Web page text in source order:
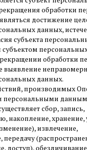
обработки
достижение
данных,
субъекта
субъектом
обработки
выявление
данных.
производимых
персональными
сбор, запись,
накопление, хранение,
извлечение,
передачу
доступ),